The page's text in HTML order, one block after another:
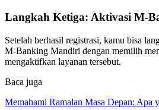
Langkah Ketiga: Aktivasi M-
Setelah berhasil registrasi, kamu bisa
M-Banking Mandiri dengan memilih
mengaktifkan layanan tersebut.
Baca juga
Memahami Ramalan Masa Depan: Apa